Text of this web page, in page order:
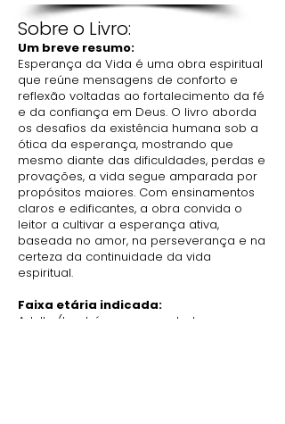
Sobre o Livro:
Um breve resumo:
Esperança da Vida é uma obra espiritual
que reúne mensagens de conforto e
reflexão voltadas ao fortalecimento da fé
e da confiança em Deus. O livro aborda
os desafios da existência humana sob a
ótica da esperança, mostrando que
mesmo diante das dificuldades, perdas e
provações, a vida segue amparada por
propósitos maiores. Com ensinamentos
claros e edificantes, a obra convida o
leitor a cultivar a esperança ativa,
baseada no amor, na perseverança e na
certeza da continuidade da vida
espiritual.
Faixa etária indicada:
Adulto (também recomendado para